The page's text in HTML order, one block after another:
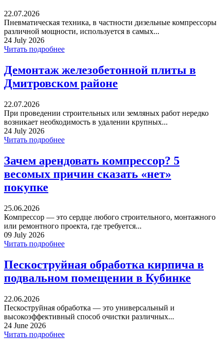
22.07.2026
Пневматическая техника, в частности дизельные компрессоры
различной мощности, используется в самых...
24 July 2026
Читать подробнее
Демонтаж железобетонной плиты в
Дмитровском районе
22.07.2026
При проведении строительных или земляных работ нередко
возникает необходимость в удалении крупных...
24 July 2026
Читать подробнее
Зачем арендовать компрессор? 5
весомых причин сказать «нет»
покупке
25.06.2026
Компрессор — это сердце любого строительного, монтажного
или ремонтного проекта, где требуется...
09 July 2026
Читать подробнее
Пескоструйная обработка кирпича в
подвальном помещении в Кубинке
22.06.2026
Пескоструйная обработка — это универсальный и
высокоэффективный способ очистки различных...
24 June 2026
Читать подробнее